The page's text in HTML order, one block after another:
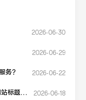
2026-06-30
2026-06-29
务？ 2026-06-22
标题提
2026-06-18